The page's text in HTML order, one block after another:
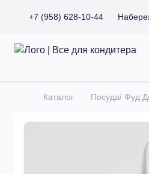
+7 (958) 628-10-44
Все для кондитера
Главная
Каталог Посуда/ Фуд